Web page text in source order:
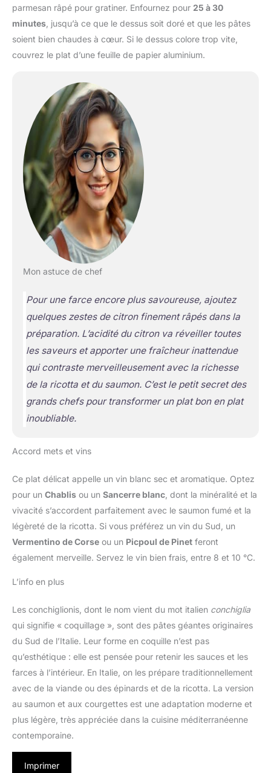
parmesan râpé pour gratiner. Enfournez pour 25 à 30
minutes , jusqu’à ce que le dessus soit doré et que les pâtes
soient bien chaudes à cœur. Si le dessus colore trop vite,
couvrez le plat d’une feuille de papier aluminium.
Mon astuce de chef
Pour une farce encore plus savoureuse, ajoutez
quelques zestes de citron finement râpés dans la
préparation. L’acidité du citron va réveiller toutes
les saveurs et apporter une fraîcheur inattendue
qui contraste merveilleusement avec la richesse
de la ricotta et du saumon. C’est le petit secret des
grands chefs pour transformer un plat bon en plat
inoubliable.
Accord mets et vins
Ce plat délicat appelle un vin blanc sec et aromatique. Optez
pour un Chablis ou un Sancerre blanc , dont la minéralité et la
vivacité s’accordent parfaitement avec le saumon fumé et la
légèreté de la ricotta. Si vous préférez un vin du Sud, un
Vermentino de Corse ou un Picpoul de Pinet feront
également merveille. Servez le vin bien frais, entre 8 et 10 °C.
L’info en plus
Les conchiglionis, dont le nom vient du mot italien conchiglia
qui signifie « coquillage », sont des pâtes géantes originaires
du Sud de l’Italie. Leur forme en coquille n’est pas
qu’esthétique : elle est pensée pour retenir les sauces et les
farces à l’intérieur. En Italie, on les prépare traditionnellement
avec de la viande ou des épinards et de la ricotta. La version
au saumon et aux courgettes est une adaptation moderne et
plus légère, très appréciée dans la cuisine méditerranéenne
contemporaine.
Imprimer